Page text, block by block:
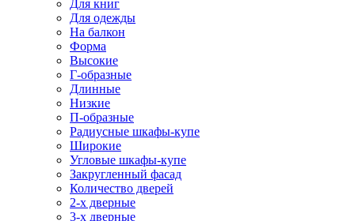
Для книг
Для одежды
На балкон
Форма
Высокие
Г-образные
Длинные
Низкие
П-образные
Радиусные шкафы-купе
Широкие
Угловые шкафы-купе
Закругленный фасад
Количество дверей
2-х дверные
3-х дверные